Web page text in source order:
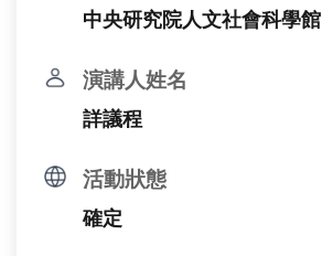
中央研究院人文社會科學館
演講人姓名
詳議程
活動狀態
確定